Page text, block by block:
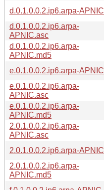
d.0.1.0.0.2.ip6.arpa-APNIC
d.0.1.0.0.2.ip6.arpa-
APNIC.asc
d.0.1.0.0.2.ip6.arpa-
APNIC.md5
e.0.1.0.0.2.ip6.arpa-APNIC
e.0.1.0.0.2.ip6.arpa-
APNIC.asc
e.0.1.0.0.2.ip6.arpa-
APNIC.md5
2.0.1.0.0.2.ip6.arpa-
APNIC.asc
2.0.1.0.0.2.ip6.arpa-APNIC
2.0.1.0.0.2.ip6.arpa-
APNIC.md5